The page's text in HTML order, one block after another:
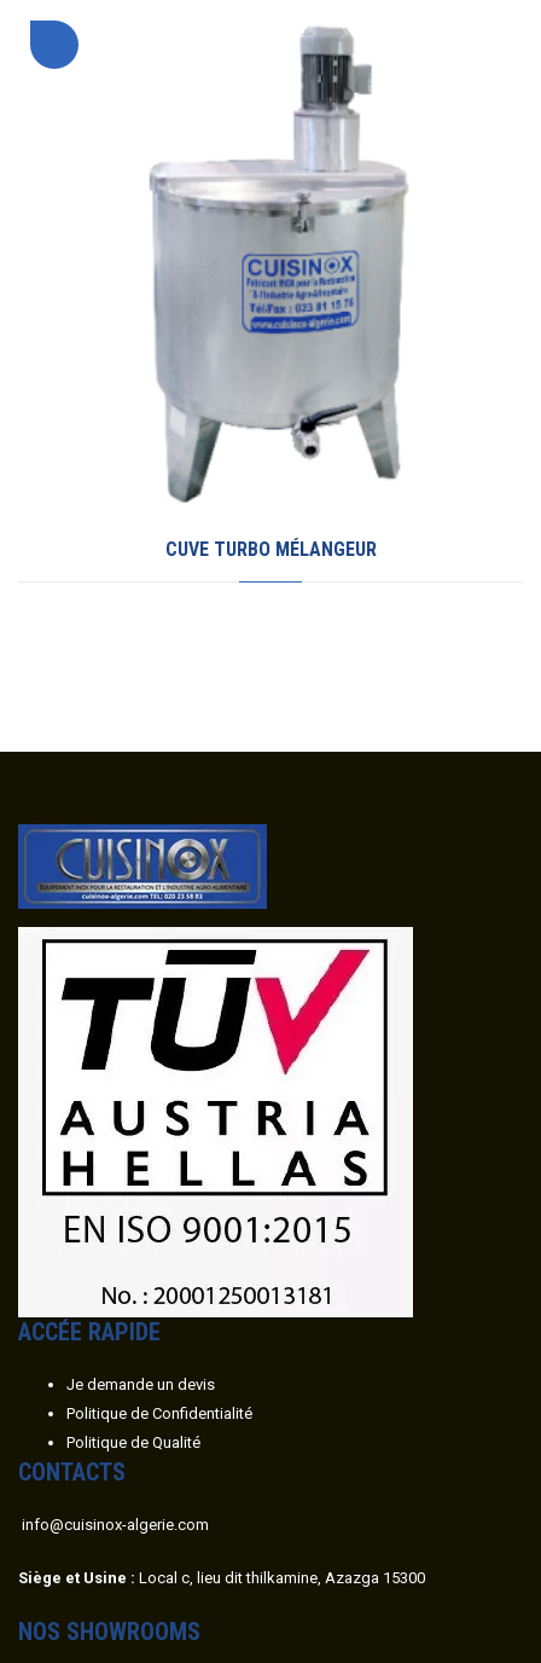
Chariot de manutention
ACCÉE RAPIDE
Je demande un devis
Politique de Confidentialité
Politique de Qualité
CONTACTS
info@cuisinox-algerie.com
Siège et Usine : Local c, lieu dit thilkamine, Azazga 15300
NOS SHOWROOMS